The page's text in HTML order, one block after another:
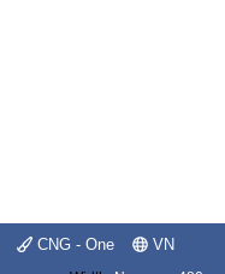
CNG - One VN